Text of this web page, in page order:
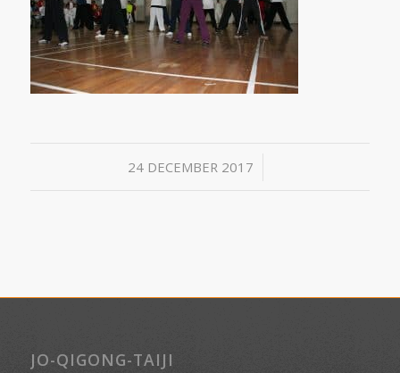
24 DECEMBER 2017
/
JO-QIGONG-TAIJI